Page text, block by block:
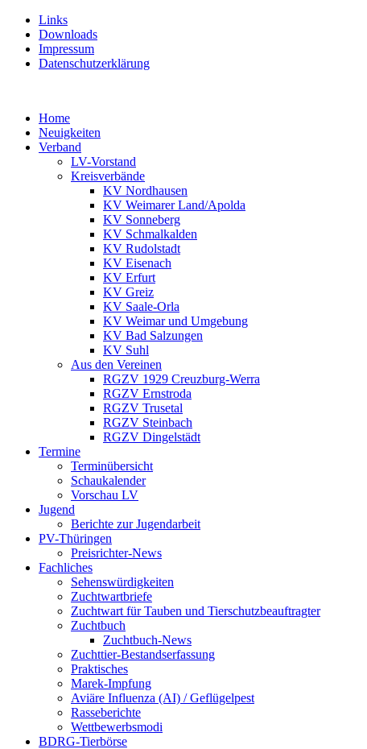
Links
Downloads
Impressum
Datenschutzerklärung
Home
Neuigkeiten
Verband
LV-Vorstand
Kreisverbände
KV Nordhausen
KV Weimarer Land/Apolda
KV Sonneberg
KV Schmalkalden
KV Rudolstadt
KV Eisenach
KV Erfurt
KV Greiz
KV Saale-Orla
KV Weimar und Umgebung
KV Bad Salzungen
KV Suhl
Aus den Vereinen
RGZV 1929 Creuzburg-Werra
RGZV Ernstroda
RGZV Trusetal
RGZV Steinbach
RGZV Dingelstädt
Termine
Terminübersicht
Schaukalender
Vorschau LV
Jugend
Berichte zur Jugendarbeit
PV-Thüringen
Preisrichter-News
Fachliches
Sehenswürdigkeiten
Zuchtwartbriefe
Zuchtwart für Tauben und Tierschutzbeauftragter
Zuchtbuch
Zuchtbuch-News
Zuchttier-Bestandserfassung
Praktisches
Marek-Impfung
Aviäre Influenza (AI) / Geflügelpest
Rasseberichte
Wettbewerbsmodi
BDRG-Tierbörse